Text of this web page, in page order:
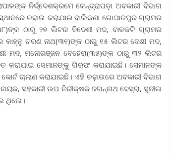
ନିର୍ଦ୍ଦେଶକ୍ରମେ କେନ୍ଦ୍ରାପଡ଼ା ଅବକାରୀ ବିଭାଗ
ଚଢାଉ କରାଯାଇ ବାଲିକଣା ଗୋପାଳପୁର ଗ୍ରାମର
ଠାରୁ ୨୭ ଲିଟର ବିଦେଶୀ ମଦ, ବାଳକଟି ଗ୍ରାମର
ଚରଣ ନାଥ(୩୧)ଙ୍କ ଠାରୁ ୧୫ ଲିଟର ଦେଶୀ ମଦ,
ମଦ, ମନୋରଞ୍ଜନ ବେହେରା(୩୫)ଙ୍କ ଠାରୁ ୩୨ ଲିଟର
କରାଯାଇ ସେମାନଙ୍କୁ ଗିରଫ କରାଯାଇଛି। ସେମାନଙ୍କ
ଚାଲାଣ କରାଯାଇଛି। ଏହି ଚଢ଼ାଉରେ ଅବକାରୀ ବିଭାଗ
ସହକାରୀ ଉପ ନିରୀକ୍ଷକ ଜଗନ୍ନାଥ ବେସ୍ରା, ସୁନୀଲ
ଥିଲେ।